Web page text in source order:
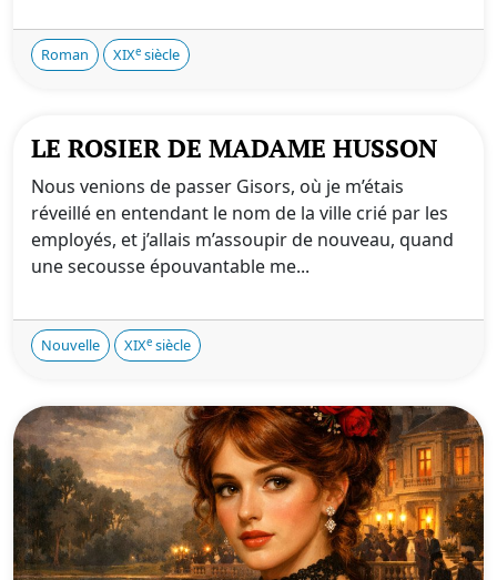
Roman XIXe siècle
LE ROSIER DE MADAME HUSSON
Nous venions de passer Gisors, où je m’étais
réveillé en entendant le nom de la ville crié par les
employés, et j’allais m’assoupir de nouveau, quand
une secousse épouvantable me...
Nouvelle XIXe siècle